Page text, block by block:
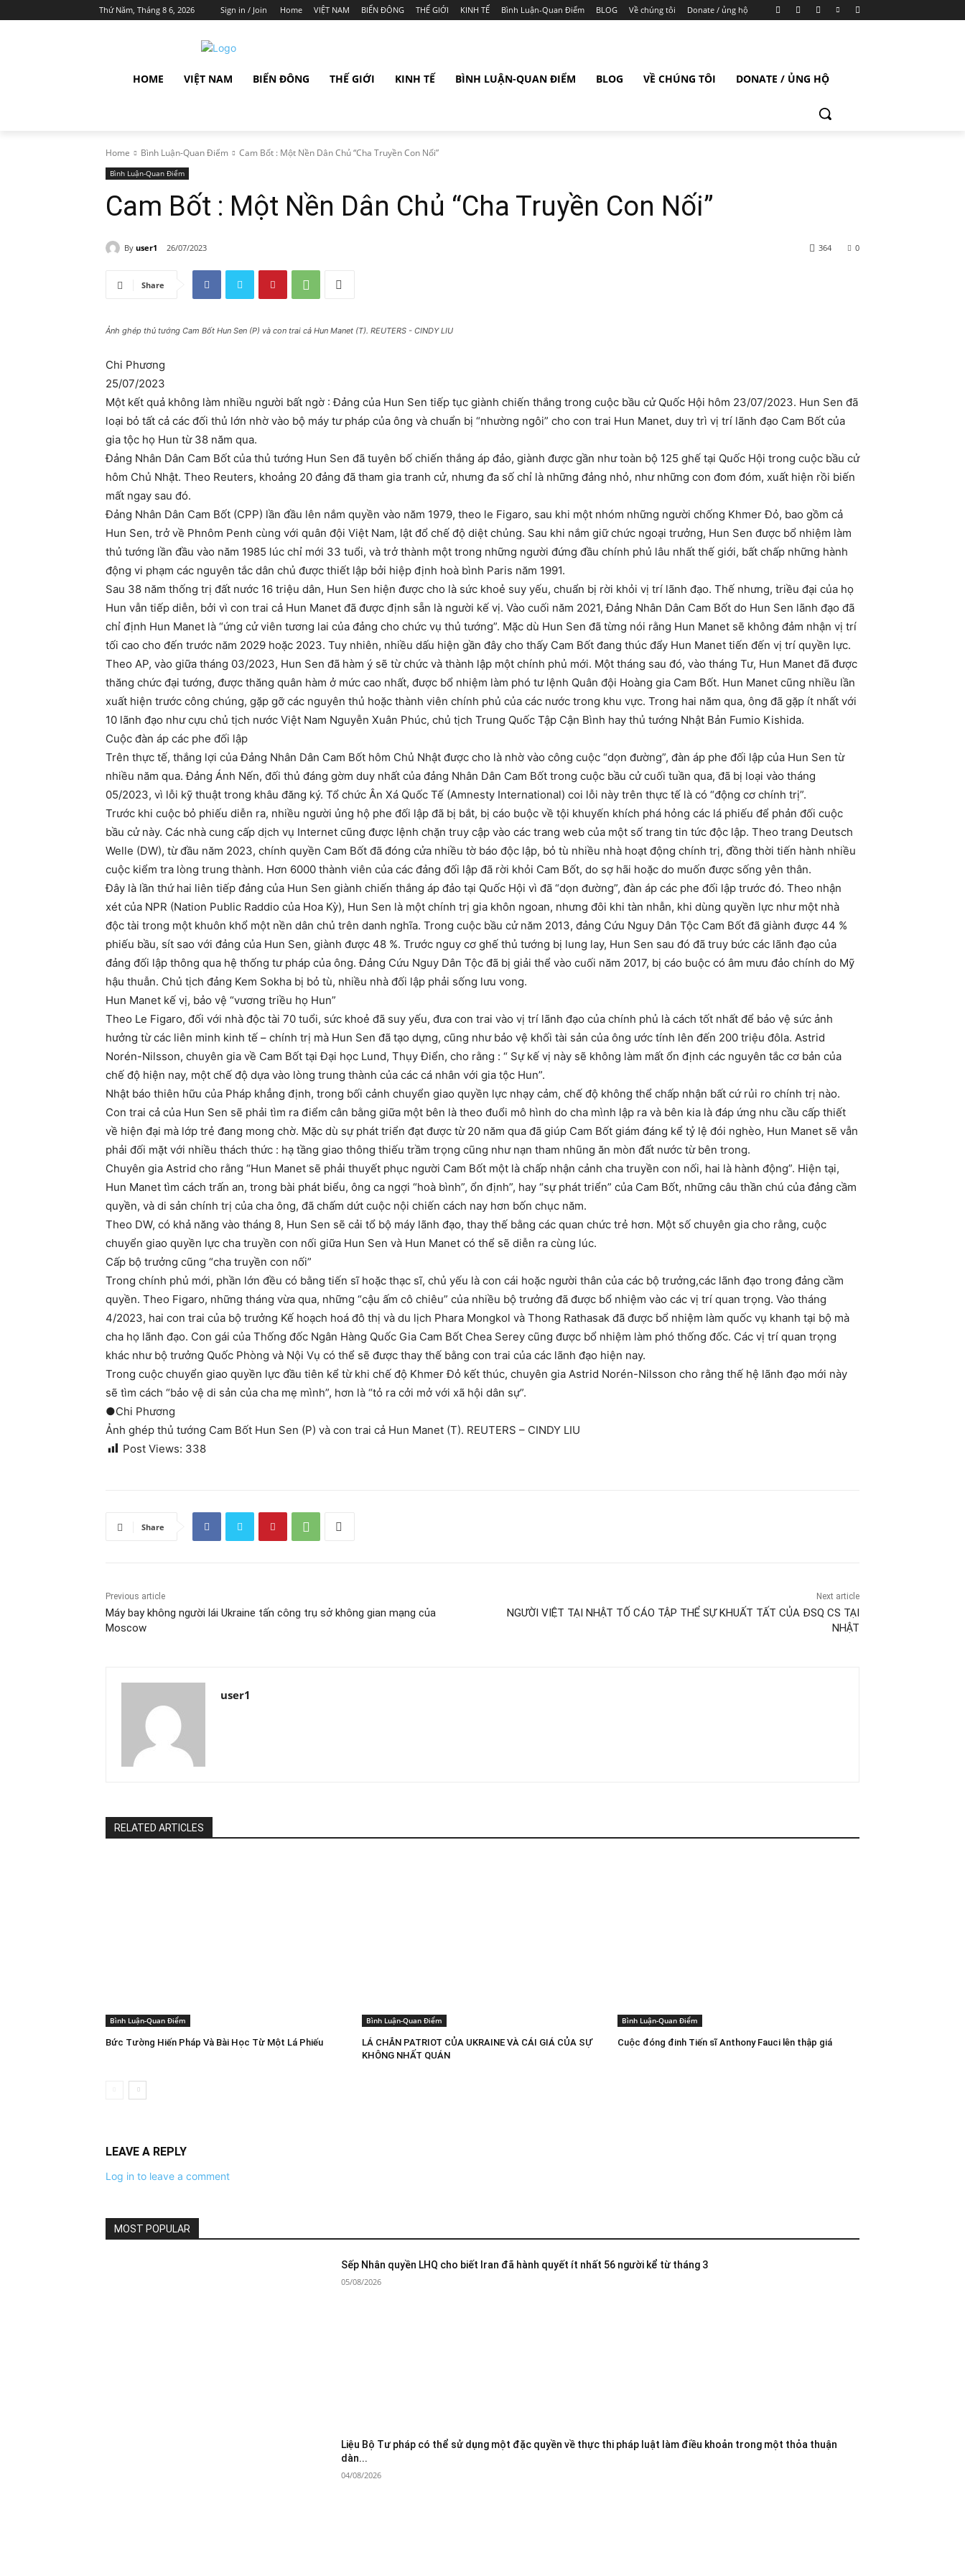
Thứ Năm, Tháng 8 6, 2026 Sign in / Join Home VIỆT NAM BIỂN ĐÔNG THẾ GIỚI KINH TẾ Bình Luận-Quan Điểm BLOG Về chúng tôi Donate / ủng hộ
HOME VIỆT NAM BIỂN ĐÔNG THẾ GIỚI KINH TẾ BÌNH LUẬN-QUAN ĐIỂM BLOG VỀ CHÚNG TÔI DONATE / ỦNG HỘ
Home Bình Luận-Quan Điểm Cam Bốt : Một Nền Dân Chủ “Cha Truyền Con Nối”
Bình Luận-Quan Điểm
Cam Bốt : Một Nền Dân Chủ “Cha Truyền Con Nối”
By user1 26/07/2023 0
364
Share
Ảnh ghép thủ tướng Cam Bốt Hun Sen (P) và con trai cả Hun Manet (T). REUTERS - CINDY LIU
Chi Phương
25/07/2023
Một kết quả không làm nhiều người bất ngờ : Đảng của Hun Sen tiếp tục giành chiến thắng trong cuộc bầu cử Quốc Hội hôm 23/07/2023. Hun Sen đã
loại bỏ tất cả các đối thủ lớn nhờ vào bộ máy tư pháp của ông và chuẩn bị “nhường ngôi” cho con trai Hun Manet, duy trì vị trí lãnh đạo Cam Bốt của
gia tộc họ Hun từ 38 năm qua.
Đảng Nhân Dân Cam Bốt của thủ tướng Hun Sen đã tuyên bố chiến thắng áp đảo, giành được gần như toàn bộ 125 ghế tại Quốc Hội trong cuộc bầu cử
hôm Chủ Nhật. Theo Reuters, khoảng 20 đảng đã tham gia tranh cử, nhưng đa số chỉ là những đảng nhỏ, như những con đom đóm, xuất hiện rồi biến
mất ngay sau đó.
Đảng Nhân Dân Cam Bốt (CPP) lần đầu lên nắm quyền vào năm 1979, theo le Figaro, sau khi một nhóm những người chống Khmer Đỏ, bao gồm cả
Hun Sen, trở về Phnôm Penh cùng với quân đội Việt Nam, lật đổ chế độ diệt chủng. Sau khi nắm giữ chức ngoại trưởng, Hun Sen được bổ nhiệm làm
thủ tướng lần đầu vào năm 1985 lúc chỉ mới 33 tuổi, và trở thành một trong những người đứng đầu chính phủ lâu nhất thế giới, bất chấp những hành
động vi phạm các nguyên tắc dân chủ được thiết lập bởi hiệp định hoà bình Paris năm 1991.
Sau 38 năm thống trị đất nước 16 triệu dân, Hun Sen hiện được cho là sức khoẻ suy yếu, chuẩn bị rời khỏi vị trí lãnh đạo. Thế nhưng, triều đại của họ
Hun vẫn tiếp diễn, bởi vì con trai cả Hun Manet đã được định sẵn là người kế vị. Vào cuối năm 2021, Đảng Nhân Dân Cam Bốt do Hun Sen lãnh đạo đã
chỉ định Hun Manet là “ứng cử viên tương lai của đảng cho chức vụ thủ tướng”. Mặc dù Hun Sen đã từng nói rằng Hun Manet sẽ không đảm nhận vị trí
tối cao cho đến trước năm 2029 hoặc 2023. Tuy nhiên, nhiều dấu hiện gần đây cho thấy Cam Bốt đang thúc đẩy Hun Manet tiến đến vị trí quyền lực.
Theo AP, vào giữa tháng 03/2023, Hun Sen đã hàm ý sẽ từ chức và thành lập một chính phủ mới. Một tháng sau đó, vào tháng Tư, Hun Manet đã được
thăng chức đại tướng, được thăng quân hàm ở mức cao nhất, được bổ nhiệm làm phó tư lệnh Quân đội Hoàng gia Cam Bốt. Hun Manet cũng nhiều lần
xuất hiện trước công chúng, gặp gỡ các nguyên thủ hoặc thành viên chính phủ của các nước trong khu vực. Trong hai năm qua, ông đã gặp ít nhất với
10 lãnh đạo như cựu chủ tịch nước Việt Nam Nguyễn Xuân Phúc, chủ tịch Trung Quốc Tập Cận Bình hay thủ tướng Nhật Bản Fumio Kishida.
Cuộc đàn áp các phe đối lập
Trên thực tế, thắng lợi của Đảng Nhân Dân Cam Bốt hôm Chủ Nhật được cho là nhờ vào công cuộc “dọn đường”, đàn áp phe đối lập của Hun Sen từ
nhiều năm qua. Đảng Ánh Nến, đối thủ đáng gờm duy nhất của đảng Nhân Dân Cam Bốt trong cuộc bầu cử cuối tuần qua, đã bị loại vào tháng
05/2023, vì lỗi kỹ thuật trong khâu đăng ký. Tổ chức Ân Xá Quốc Tế (Amnesty International) coi lỗi này trên thực tế là có “động cơ chính trị”.
Trước khi cuộc bỏ phiếu diễn ra, nhiều người ủng hộ phe đối lập đã bị bắt, bị cáo buộc về tội khuyến khích phá hỏng các lá phiếu để phản đối cuộc
bầu cử này. Các nhà cung cấp dịch vụ Internet cũng được lệnh chặn truy cập vào các trang web của một số trang tin tức độc lập. Theo trang Deutsch
Welle (DW), từ đầu năm 2023, chính quyền Cam Bốt đã đóng cửa nhiều tờ báo độc lập, bỏ tù nhiều nhà hoạt động chính trị, đồng thời tiến hành nhiều
cuộc kiểm tra lòng trung thành. Hơn 6000 thành viên của các đảng đối lập đã rời khỏi Cam Bốt, do sợ hãi hoặc do muốn được sống yên thân.
Đây là lần thứ hai liên tiếp đảng của Hun Sen giành chiến thắng áp đảo tại Quốc Hội vì đã “dọn đường”, đàn áp các phe đối lập trước đó. Theo nhận
xét của NPR (Nation Public Raddio của Hoa Kỳ), Hun Sen là một chính trị gia khôn ngoan, nhưng đôi khi tàn nhẫn, khi dùng quyền lực như một nhà
độc tài trong một khuôn khổ một nền dân chủ trên danh nghĩa. Trong cuộc bầu cử năm 2013, đảng Cứu Nguy Dân Tộc Cam Bốt đã giành được 44 %
phiếu bầu, sít sao với đảng của Hun Sen, giành được 48 %. Trước nguy cơ ghế thủ tướng bị lung lay, Hun Sen sau đó đã truy bức các lãnh đạo của
đảng đối lập thông qua hệ thống tư pháp của ông. Đảng Cứu Nguy Dân Tộc đã bị giải thể vào cuối năm 2017, bị cáo buộc có âm mưu đảo chính do Mỹ
hậu thuẫn. Chủ tịch đảng Kem Sokha bị bỏ tù, nhiều nhà đối lập phải sống lưu vong.
Hun Manet kế vị, bảo vệ “vương triều họ Hun”
Theo Le Figaro, đối với nhà độc tài 70 tuổi, sức khoẻ đã suy yếu, đưa con trai vào vị trí lãnh đạo của chính phủ là cách tốt nhất để bảo vệ sức ảnh
hưởng từ các liên minh kinh tế – chính trị mà Hun Sen đã tạo dựng, cũng như bảo vệ khối tài sản của ông ước tính lên đến 200 triệu đôla. Astrid
Norén-Nilsson, chuyên gia về Cam Bốt tại Đại học Lund, Thụy Điển, cho rằng : “ Sự kế vị này sẽ không làm mất ổn định các nguyên tắc cơ bản của
chế độ hiện nay, một chế độ dựa vào lòng trung thành của các cá nhân với gia tộc Hun”.
Nhật báo thiên hữu của Pháp khẳng định, trong bối cảnh chuyển giao quyền lực nhạy cảm, chế độ không thể chấp nhận bất cứ rủi ro chính trị nào.
Con trai cả của Hun Sen sẽ phải tìm ra điểm cân bằng giữa một bên là theo đuổi mô hình do cha mình lập ra và bên kia là đáp ứng nhu cầu cấp thiết
về hiện đại mà lớp trẻ đang mong chờ. Mặc dù sự phát triển đạt được từ 20 năm qua đã giúp Cam Bốt giám đáng kể tỷ lệ đói nghèo, Hun Manet sẽ vẫn
phải đối mặt với nhiều thách thức : hạ tầng giao thông thiếu trầm trọng cũng như nạn tham nhũng ăn mòn đất nước từ bên trong.
Chuyên gia Astrid cho rằng “Hun Manet sẽ phải thuyết phục người Cam Bốt một là chấp nhận cảnh cha truyền con nối, hai là hành động”. Hiện tại,
Hun Manet tìm cách trấn an, trong bài phát biểu, ông ca ngợi “hoà bình”, ổn định”, hay “sự phát triển” của Cam Bốt, những câu thần chú của đảng cầm
quyền, và di sản chính trị của cha ông, đã chấm dứt cuộc nội chiến cách nay hơn bốn chục năm.
Theo DW, có khả năng vào tháng 8, Hun Sen sẽ cải tổ bộ máy lãnh đạo, thay thế bằng các quan chức trẻ hơn. Một số chuyên gia cho rằng, cuộc
chuyển giao quyền lực cha truyền con nối giữa Hun Sen và Hun Manet có thể sẽ diễn ra cùng lúc.
Cấp bộ trưởng cũng “cha truyền con nối”
Trong chính phủ mới, phần lớn đều có bằng tiến sĩ hoặc thạc sĩ, chủ yếu là con cái hoặc người thân của các bộ trưởng,các lãnh đạo trong đảng cầm
quyền. Theo Figaro, những tháng vừa qua, những “cậu ấm cô chiêu” của nhiều bộ trưởng đã được bổ nhiệm vào các vị trí quan trọng. Vào tháng
4/2023, hai con trai của bộ trưởng Kế hoạch hoá đô thị và du lịch Phara Mongkol và Thong Rathasak đã được bổ nhiệm làm quốc vụ khanh tại bộ mà
cha họ lãnh đạo. Con gái của Thống đốc Ngân Hàng Quốc Gia Cam Bốt Chea Serey cũng được bổ nhiệm làm phó thống đốc. Các vị trí quan trọng
khác như bộ trưởng Quốc Phòng và Nội Vụ có thể sẽ được thay thế bằng con trai của các lãnh đạo hiện nay.
Trong cuộc chuyển giao quyền lực đầu tiên kể từ khi chế độ Khmer Đỏ kết thúc, chuyên gia Astrid Norén-Nilsson cho rằng thế hệ lãnh đạo mới này
sẽ tìm cách “bảo vệ di sản của cha mẹ mình”, hơn là “tỏ ra cởi mở với xã hội dân sự”.
●Chi Phương
Ảnh ghép thủ tướng Cam Bốt Hun Sen (P) và con trai cả Hun Manet (T). REUTERS – CINDY LIU
Post Views: 338
Share
Previous article
Máy bay không người lái Ukraine tấn công trụ sở không gian mạng của
Moscow
Next article
NGƯỜI VIỆT TẠI NHẬT TỐ CÁO TẬP THỂ SỰ KHUẤT TẤT CỦA ĐSQ CS TẠI
NHẬT
user1
RELATED ARTICLES
Bình Luận-Quan Điểm
Bức Tường Hiến Pháp Và Bài Học Từ Một Lá Phiếu
Bình Luận-Quan Điểm
LÁ CHẮN PATRIOT CỦA UKRAINE VÀ CÁI GIÁ CỦA SỰ
KHÔNG NHẤT QUÁN
Bình Luận-Quan Điểm
Cuộc đóng đinh Tiến sĩ Anthony Fauci lên thập giá
LEAVE A REPLY
Log in to leave a comment
MOST POPULAR
Sếp Nhân quyền LHQ cho biết Iran đã hành quyết ít nhất 56 người kể từ tháng 3
05/08/2026
Liệu Bộ Tư pháp có thể sử dụng một đặc quyền về thực thi pháp luật làm điều khoản trong một thỏa thuận
dàn...
04/08/2026